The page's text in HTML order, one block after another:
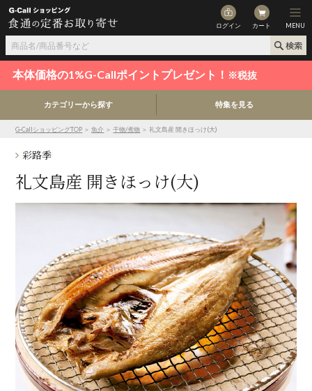
ログイン カート MENU
本体価格の1%G-Callポイントプレゼント！ ※税抜
カテゴリーから探す 特集を見る
G-CallショッピングTOP ＞魚介 ＞干物/煮物 ＞ 礼文島産 開きほっけ(大)
彩路季
礼文島産 開きほっけ(大)